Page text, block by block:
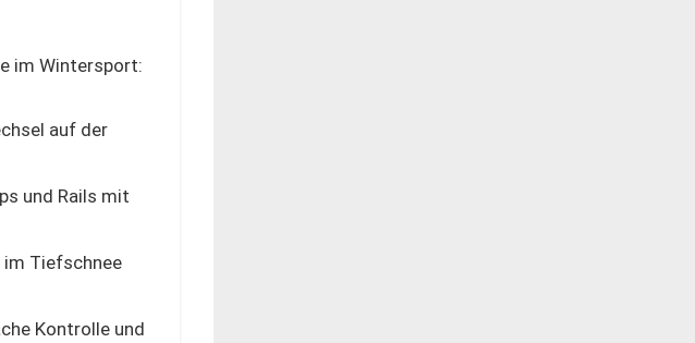
im Wintersport:
auf der
und Rails mit
im Tiefschnee
Kontrolle und